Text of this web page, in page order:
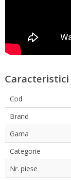
Caracteristici
Cod
Brand
Gama
Categorie
Nr. piese